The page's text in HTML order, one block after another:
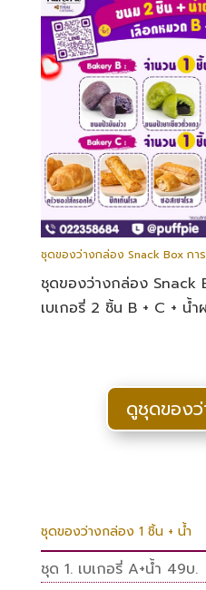
ชุดของว่างกล่อง Snack Box กา
ชุดของว่างกล่อง Snack
เบเกอรี่ 2 ชิ้น B + C + น้ำ
ดูชุดของ
ชุดของว่างกล่อง 1 ชิ้น + น้ำ
ชุด 1. เบเกอรี่ A+น้ำ 49บ.